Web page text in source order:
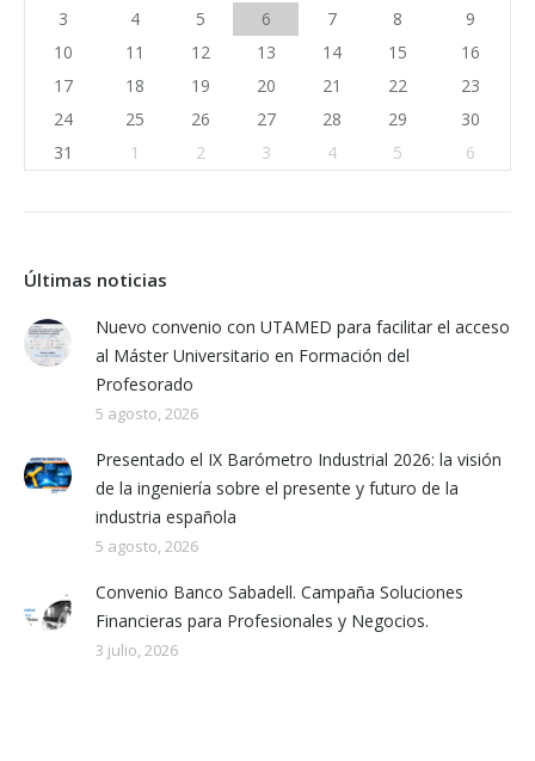
3
4 5 6 7 8
9
10
11 12 13 14 15
16
17
18 19 20 21 22
23
24
25 26 27 28 29
30
31
1 2 3 4 5 6
Últimas noticias
Nuevo convenio con UTAMED para facilitar el acceso
al Máster Universitario en Formación del
Profesorado
5 agosto, 2026
Presentado el IX Barómetro Industrial 2026: la visión
de la ingeniería sobre el presente y futuro de la
industria española
5 agosto, 2026
Convenio Banco Sabadell. Campaña Soluciones
Financieras para Profesionales y Negocios.
3 julio, 2026